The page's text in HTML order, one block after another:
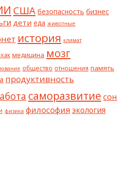
США безопасность бизнес
дети еда животные
история климат
медицина мозг
общество отношения память
продуктивность
саморазвитие сон
физика философия экология